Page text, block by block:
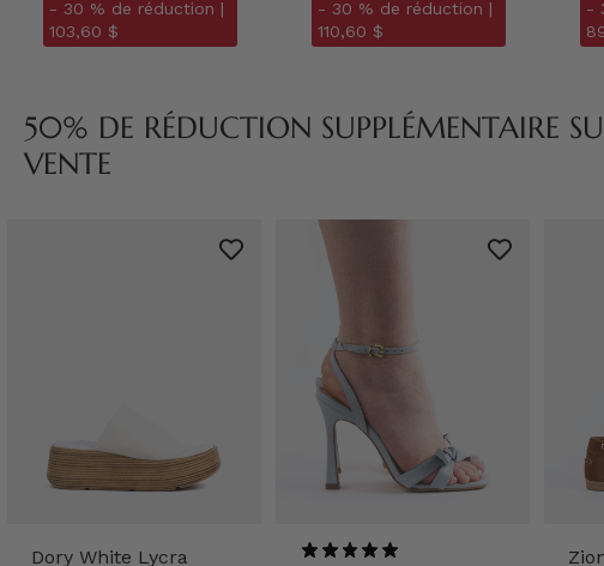
- 30 % de réduction |
103,60 $
- 30 % de réduction |
110,60 $
-
50% DE RÉDUCTION SUPPLÉMENTAIRE
VENTE
Dory White Lycra